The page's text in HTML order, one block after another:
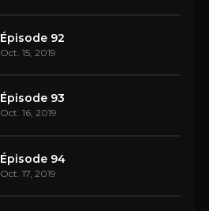
Épisode 92
Oct. 15, 2019
Épisode 93
Oct. 16, 2019
Épisode 94
Oct. 17, 2019